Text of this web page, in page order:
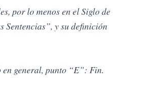
por lo menos en el Siglo de
Sentencias”, y su definición
general, punto “E”: Fin.